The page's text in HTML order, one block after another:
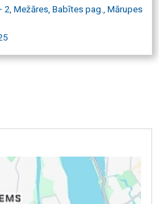
2, Mežāres, Babītes pag., Mārupes